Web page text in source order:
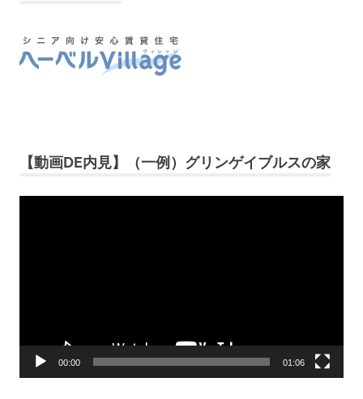
【動画DE内見】（一例）グリンゲイブルスの家
00:00 01:06